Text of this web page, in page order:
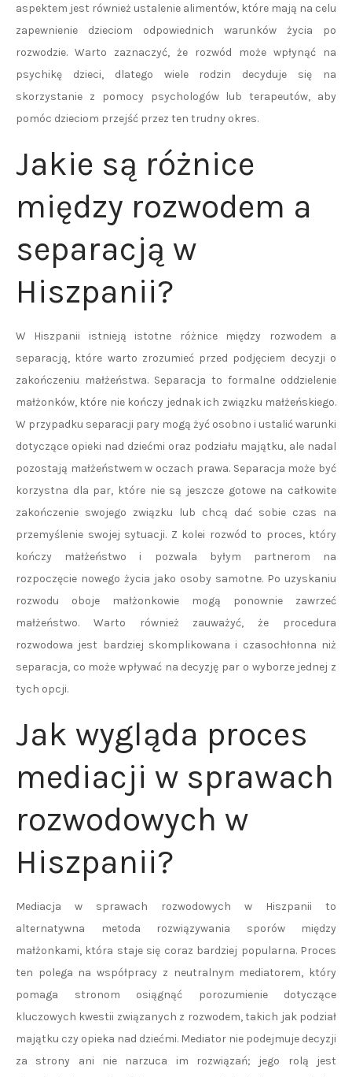
aspektem jest również ustalenie alimentów, które mają na celu
zapewnienie dzieciom odpowiednich warunków życia po
rozwodzie. Warto zaznaczyć, że rozwód może wpłynąć na
psychikę dzieci, dlatego wiele rodzin decyduje się na
skorzystanie z pomocy psychologów lub terapeutów, aby
pomóc dzieciom przejść przez ten trudny okres.
Jakie są różnice
między rozwodem a
separacją w
Hiszpanii?
W Hiszpanii istnieją istotne różnice między rozwodem a
separacją, które warto zrozumieć przed podjęciem decyzji o
zakończeniu małżeństwa. Separacja to formalne oddzielenie
małżonków, które nie kończy jednak ich związku małżeńskiego.
W przypadku separacji pary mogą żyć osobno i ustalić warunki
dotyczące opieki nad dziećmi oraz podziału majątku, ale nadal
pozostają małżeństwem w oczach prawa. Separacja może być
korzystna dla par, które nie są jeszcze gotowe na całkowite
zakończenie swojego związku lub chcą dać sobie czas na
przemyślenie swojej sytuacji. Z kolei rozwód to proces, który
kończy małżeństwo i pozwala byłym partnerom na
rozpoczęcie nowego życia jako osoby samotne. Po uzyskaniu
rozwodu oboje małżonkowie mogą ponownie zawrzeć
małżeństwo. Warto również zauważyć, że procedura
rozwodowa jest bardziej skomplikowana i czasochłonna niż
separacja, co może wpływać na decyzję par o wyborze jednej z
tych opcji.
Jak wygląda proces
mediacji w sprawach
rozwodowych w
Hiszpanii?
Mediacja w sprawach rozwodowych w Hiszpanii to
alternatywna metoda rozwiązywania sporów między
małżonkami, która staje się coraz bardziej popularna. Proces
ten polega na współpracy z neutralnym mediatorem, który
pomaga stronom osiągnąć porozumienie dotyczące
kluczowych kwestii związanych z rozwodem, takich jak podział
majątku czy opieka nad dziećmi. Mediator nie podejmuje decyzji
za strony ani nie narzuca im rozwiązań; jego rolą jest